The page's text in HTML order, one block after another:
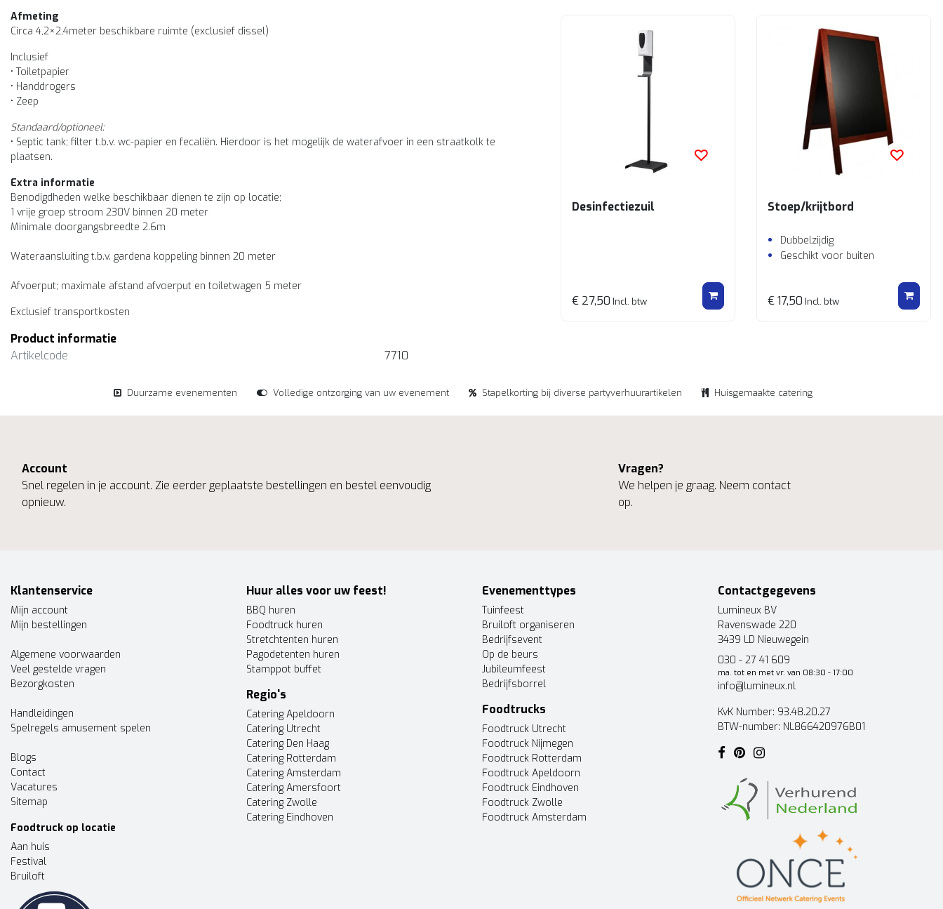
Afmeting
Circa 4,2×2,4meter beschikbare ruimte (exclusief dissel)
Inclusief
• Toiletpapier
• Handdrogers
• Zeep
Standaard/optioneel:
• Septic tank; filter t.b.v. wc-papier en fecaliën. Hierdoor is het mogelijk de waterafvoer in een straatkolk te
plaatsen.
Extra informatie
Benodigdheden welke beschikbaar dienen te zijn op locatie;
1 vrije groep stroom 230V binnen 20 meter
Minimale doorgangsbreedte 2.6m
Wateraansluiting t.b.v. gardena koppeling binnen 20 meter
Afvoerput; maximale afstand afvoerput en toiletwagen 5 meter
Exclusief transportkosten
Product informatie
Artikelcode
7710
Desinfectiezuil
€ 27,50 Incl. btw
Stoep/krijtbord
Dubbelzijdig
Geschikt voor buiten
€ 17,50 Incl. btw
Duurzame evenementen Volledige ontzorging van uw evenement Stapelkorting bij diverse partyverhuurartikelen Huisgemaakte catering
Account
Snel regelen in je account. Zie eerder geplaatste bestellingen en bestel eenvoudig
opnieuw.
Vragen?
We helpen je graag. Neem contact
op.
Klantenservice
Mijn account
Mijn bestellingen
Algemene voorwaarden
Veel gestelde vragen
Bezorgkosten
Handleidingen
Spelregels amusement spelen
Blogs
Contact
Vacatures
Sitemap
Foodtruck op locatie
Aan huis
Festival
Bruiloft
Huur alles voor uw feest!
BBQ huren
Foodtruck huren
Stretchtenten huren
Pagodetenten huren
Stamppot buffet
Regio's
Catering Apeldoorn
Catering Utrecht
Catering Den Haag
Catering Rotterdam
Catering Amsterdam
Catering Amersfoort
Catering Zwolle
Catering Eindhoven
Evenementtypes
Tuinfeest
Bruiloft organiseren
Bedrijfsevent
Op de beurs
Jubileumfeest
Bedrijfsborrel
Foodtrucks
Foodtruck Utrecht
Foodtruck Nijmegen
Foodtruck Rotterdam
Foodtruck Apeldoorn
Foodtruck Eindhoven
Foodtruck Zwolle
Foodtruck Amsterdam
Contactgegevens
Lumineux BV
Ravenswade 220
3439 LD Nieuwegein
030 - 27 41 609
ma. tot en met vr. van 08:30 - 17:00
info@lumineux.nl
KvK Number: 93.48.20.27
BTW-number: NL866420976B01